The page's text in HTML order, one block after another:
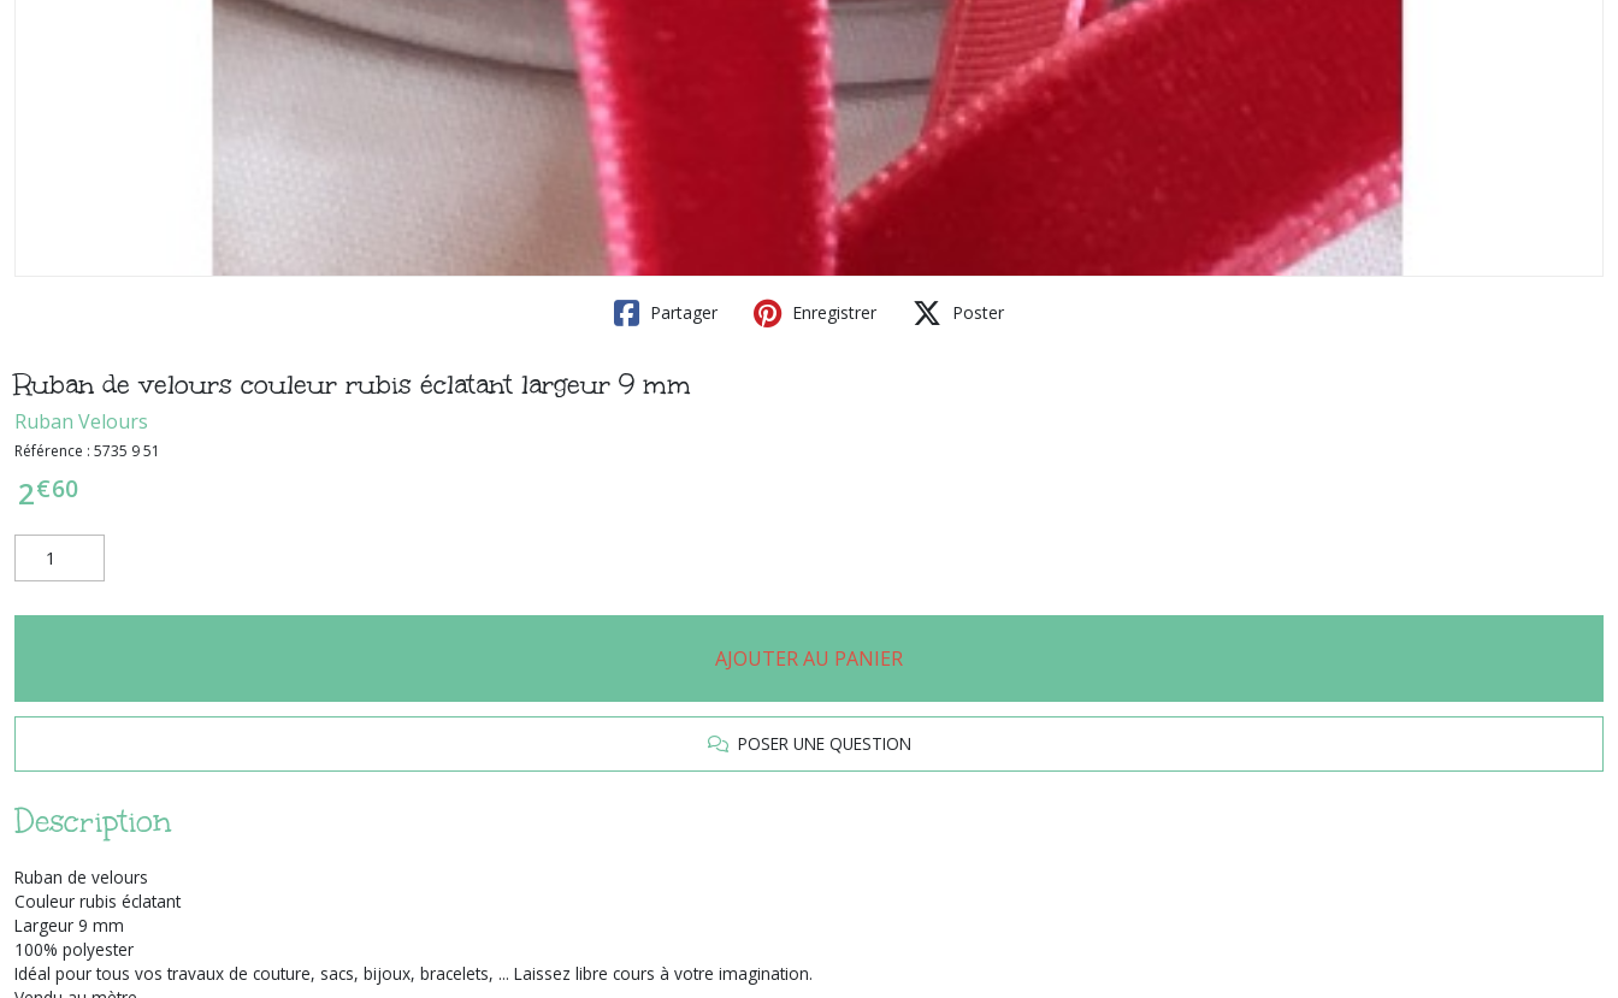
Partager Enregistrer Poster
Ruban de velours couleur rubis éclatant largeur 9 mm
Ruban Velours
Référence : 5735 9 51
2€60
AJOUTER AU PANIER
POSER UNE QUESTION
Description
Ruban de velours
Couleur rubis éclatant
Largeur 9 mm
100% polyester
Idéal pour tous vos travaux de couture, sacs, bijoux, bracelets, ... Laissez libre cours à votre imagination.